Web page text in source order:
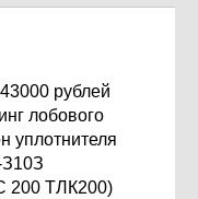
рублей
лобового
уплотнителя
З10З
200 ТЛК200)